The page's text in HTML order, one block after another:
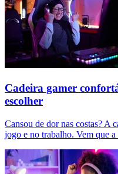
Cadeira gamer
escolher
Cansou de dor nas costas? A
jogo e no trabalho. Vem que